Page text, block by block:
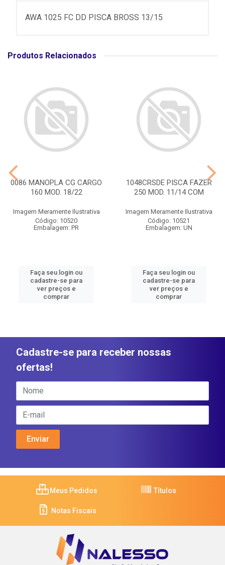
AWA 1025 FC DD PISCA BROSS 13/15
Produtos Relacionados
0086 MANOPLA CG CARGO
160 MOD. 18/22
Imagem Meramente Ilustrativa
Código: 10520
Embalagem: PR
Faça seu login ou
cadastre-se para
ver preços e
comprar
1048CRSDE PISCA FAZER
250 MOD. 11/14 COM
Imagem Meramente Ilustrativa
Código: 10521
Embalagem: UN
Faça seu login ou
cadastre-se para
ver preços e
comprar
Cadastre-se para receber nossas
ofertas!
Meus Pedidos Títulos
Notas Fiscais